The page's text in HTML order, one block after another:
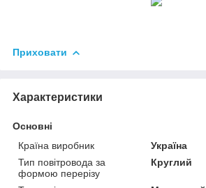
Приховати
Характеристики
Основні
Країна виробник
Україна
Тип повітровода за
формою перерізу
Круглий